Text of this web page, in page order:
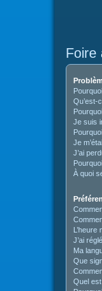
Foire
Qu’est-
Je suis
Je
J’ai
À quoi
L’heure
J’ai
Ma
Que
Quel